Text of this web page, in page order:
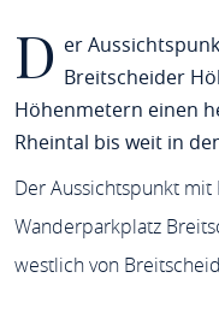
D er
Breitscheider
Höhenmetern einen
Rheintal bis weit in
Der Aussichtspunkt
Wanderparkplatz
westlich von